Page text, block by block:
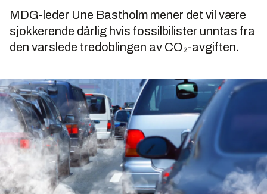
MDG-leder Une Bastholm mener det vil være
sjokkerende dårlig hvis fossilbilister unntas fra
den varslede tredoblingen av CO₂-avgiften.